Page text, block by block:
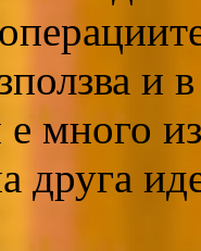
и
много
друга